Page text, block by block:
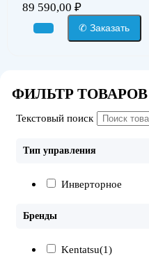
89 590,00 ₽
✆ Заказать
ФИЛЬТР ТОВАРОВ
Текстовый поиск
Тип управления
Инверторное
Бренды
Kentatsu(1)